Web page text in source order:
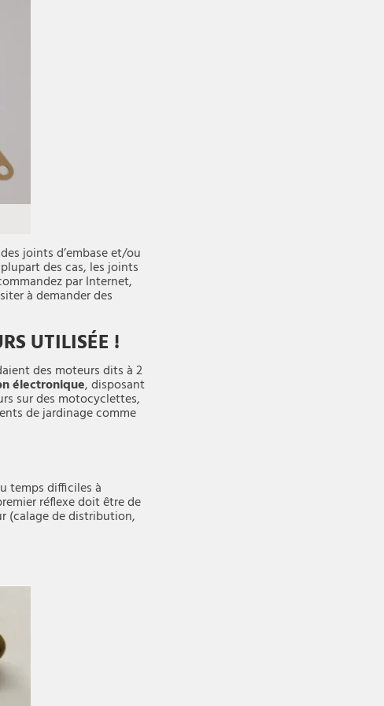
joints d’embase et/ou
des cas, les joints
par Internet,
à demander des
UTILISÉE !
des moteurs dits à 2
électronique, disposant
sur des motocyclettes,
de jardinage comme
temps difficiles à
réflexe doit être de
(calage de distribution,